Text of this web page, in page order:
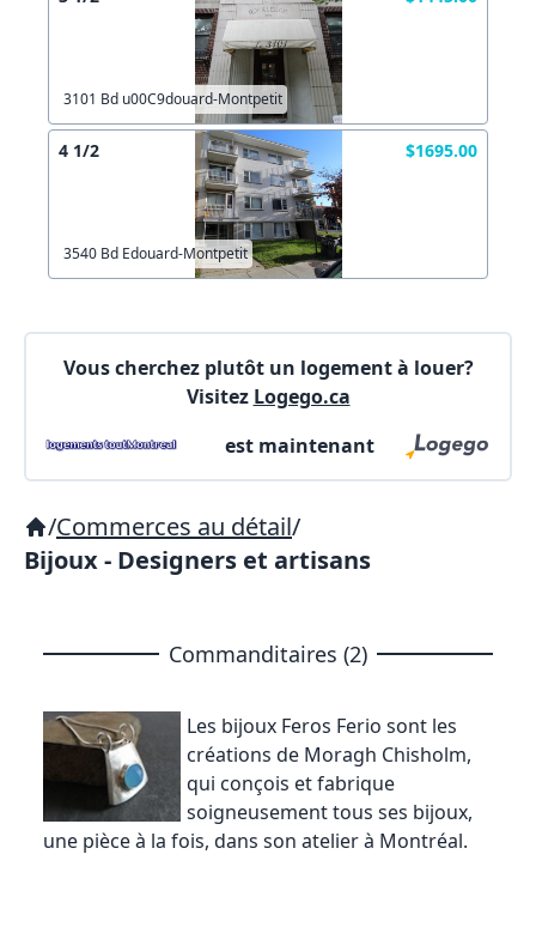
3101 Bd u00C9douard-Montpetit
4 1/2 $1695.00
3540 Bd Edouard-Montpetit
Vous cherchez plutôt un logement à louer?
Visitez Logego.ca
est maintenant
/Commerces au détail/
Bijoux - Designers et artisans
Commanditaires (2)
Les bijoux Feros Ferio sont les
créations de Moragh Chisholm,
qui conçois et fabrique
soigneusement tous ses bijoux,
une pièce à la fois, dans son atelier à Montréal.
Commentaires:
X Fermer Envoyez
Commentaires:
Lien vers inscription (sera inclus dans courriel)
Copier lien
Connectez-vous
Créer un compte